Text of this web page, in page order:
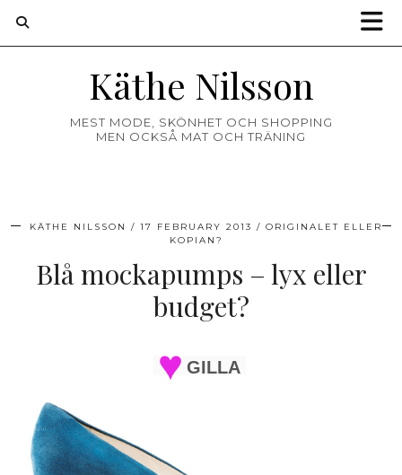
Käthe Nilsson
MEST MODE, SKÖNHET OCH SHOPPING
MEN OCKSÅ MAT OCH TRÄNING
KÄTHE NILSSON 17 FEBRUARY 2013
ORIGINALET ELLER
KOPIAN?
Blå mockapumps – lyx eller
budget?
GILLA